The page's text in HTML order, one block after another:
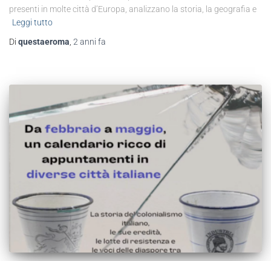
presenti in molte città d’Europa, analizzano la storia, la geografia e
Leggi tutto
Di questaeroma 2 anni fa